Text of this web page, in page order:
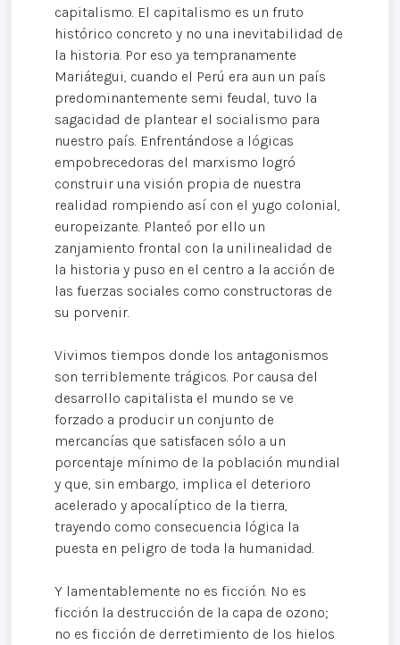
capitalismo. El capitalismo es un fruto
histórico concreto y no una inevitabilidad de
la historia. Por eso ya tempranamente
Mariátegui, cuando el Perú era aun un país
predominantemente semi feudal, tuvo la
sagacidad de plantear el socialismo para
nuestro país. Enfrentándose a lógicas
empobrecedoras del marxismo logró
construir una visión propia de nuestra
realidad rompiendo así con el yugo colonial,
europeizante. Planteó por ello un
zanjamiento frontal con la unilinealidad de
la historia y puso en el centro a la acción de
las fuerzas sociales como constructoras de
su porvenir.
Vivimos tiempos donde los antagonismos
son terriblemente trágicos. Por causa del
desarrollo capitalista el mundo se ve
forzado a producir un conjunto de
mercancías que satisfacen sólo a un
porcentaje mínimo de la población mundial
y que, sin embargo, implica el deterioro
acelerado y apocalíptico de la tierra,
trayendo como consecuencia lógica la
puesta en peligro de toda la humanidad.
Y lamentablemente no es ficción. No es
ficción la destrucción de la capa de ozono;
no es ficción de derretimiento de los hielos